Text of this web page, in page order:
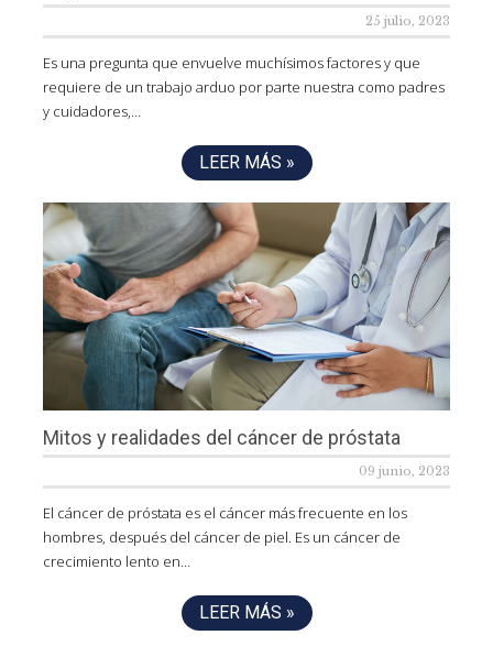
25 julio, 2023
Es una pregunta que envuelve muchísimos factores y que
requiere de un trabajo arduo por parte nuestra como padres
y cuidadores,…
LEER MÁS »
Mitos y realidades del cáncer de próstata
09 junio, 2023
El cáncer de próstata es el cáncer más frecuente en los
hombres, después del cáncer de piel. Es un cáncer de
crecimiento lento en…
LEER MÁS »